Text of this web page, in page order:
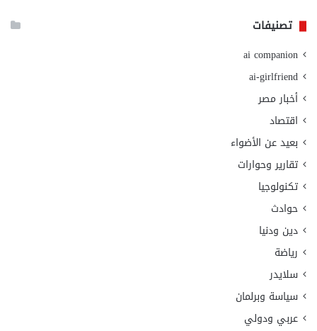
تصنيفات
ai companion
ai-girlfriend
أخبار مصر
اقتصاد
بعيد عن الأضواء
تقارير وحوارات
تكنولوجيا
حوادث
دين ودنيا
رياضة
سلايدر
سياسة وبرلمان
عربي ودولي